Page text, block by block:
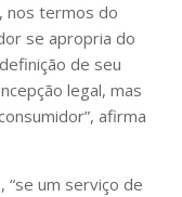
nos termos do
se apropria do
de seu
legal, mas
afirma
um serviço de